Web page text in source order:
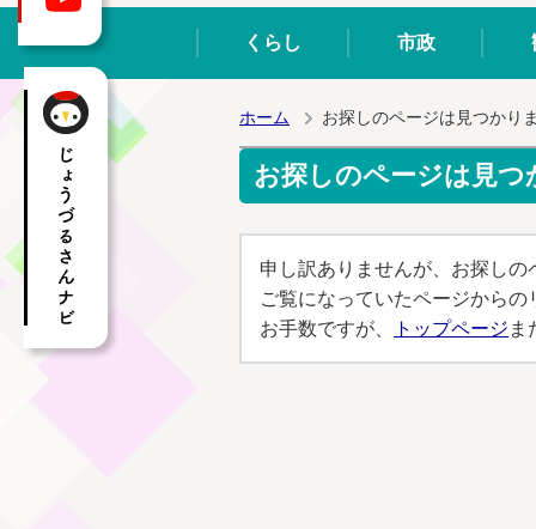
YouTube くらし 市政
ホーム お探しのページは見つかり
お探しのページは見
申し訳ありませんが、お探し
ご覧になっていたページから
お手数ですが、
トップページ ま